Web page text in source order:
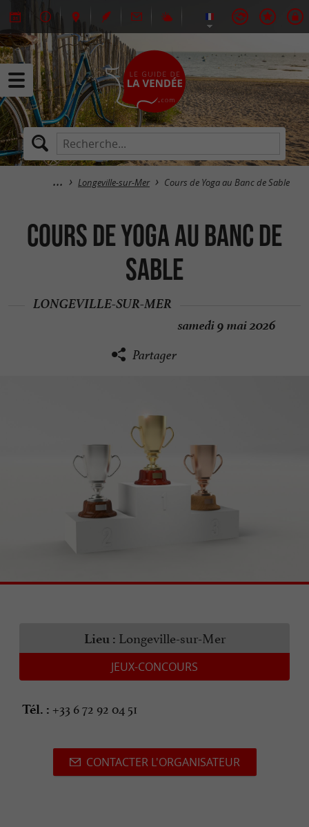
Longeville-sur-Mer Cours de Yoga au Banc de Sable
Cours de Yoga au Banc de
Sable
LONGEVILLE-SUR-MER
samedi 9 mai 2026
Partager
Lieu : Longeville-sur-Mer
JEUX-CONCOURS
Tél. : +33 6 72 92 04 51
CONTACTER L'ORGANISATEUR